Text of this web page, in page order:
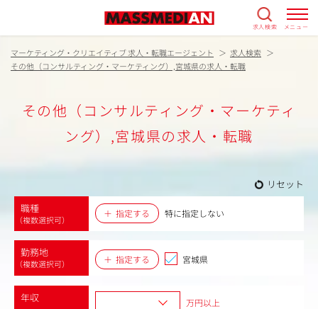
求人検索 メニュー
マーケティング・クリエイティブ 求人・転職エージェント
求人検索
その他（コンサルティング・マーケティング）,宮城県の求人・転職
その他（コンサルティング・マーケティ
ング）,宮城県の求人・転職
リセット
職種
（複数選択可）
指定する 特に指定しない
勤務地
（複数選択可） 指定する 宮城県
年収 万円以上